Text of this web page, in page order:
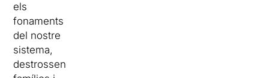
els
fonaments
del nostre
sistema,
destrossen